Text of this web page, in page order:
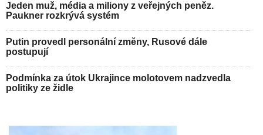
Jeden muž, média a miliony z veřejných peněz.
Paukner rozkrývá systém
Putin provedl personální změny, Rusové dále
postupují
Podmínka za útok Ukrajince molotovem nadzvedla
politiky ze židle